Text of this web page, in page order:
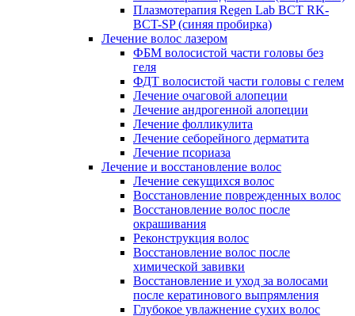
Плазмотерапия Regen Lab BCT RK-
BCT-SP (синяя пробирка)
Лечение волос лазером
ФБМ волосистой части головы без
геля
ФДТ волосистой части головы с гелем
Лечение очаговой алопеции
Лечение андрогенной алопеции
Лечение фолликулита
Лечение себорейного дерматита
Лечение псориаза
Лечение и восстановление волос
Лечение секущихся волос
Восстановление поврежденных волос
Восстановление волос после
окрашивания
Реконструкция волос
Восстановление волос после
химической завивки
Восстановление и уход за волосами
после кератинового выпрямления
Глубокое увлажнение сухих волос